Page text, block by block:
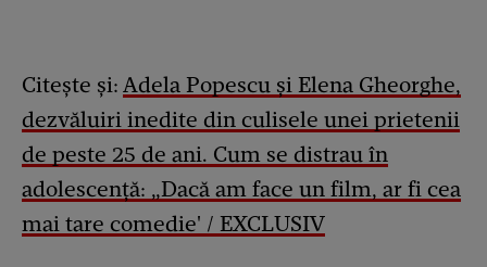
Citește și: Adela Popescu și Elena Gheorghe,
dezvăluiri inedite din culisele unei prietenii
de peste 25 de ani. Cum se distrau în
adolescență: „Dacă am face un film, ar fi cea
mai tare comedie' / EXCLUSIV